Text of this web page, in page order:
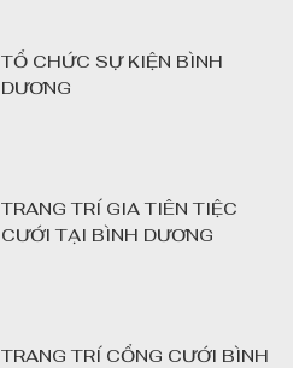
TỔ CHỨC SỰ KIỆN BÌNH
DƯƠNG
TRANG TRÍ GIA TIÊN TIỆC
CƯỚI TẠI BÌNH DƯƠNG
TRANG TRÍ CỔNG CƯỚI BÌNH